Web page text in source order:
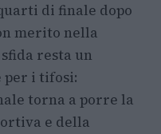
di finale dopo
merito nella
resta un
per i tifosi:
torna a porre la
e della